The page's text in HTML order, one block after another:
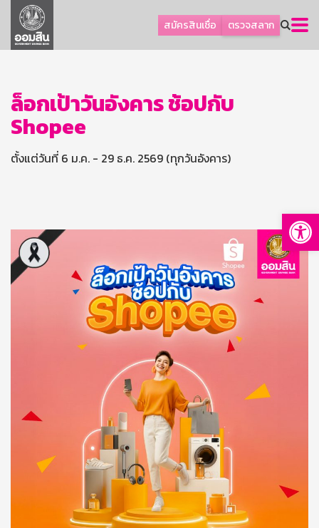
สมัครสินเชื่อ ตรวจสลาก
ลูกค้าธุรกิจ
ลูกค้าผู้ประกอบรายย่อย
ออมเพื่อสุข
เกี่ยวกับธนาคาร
การพัฒนาที่ยั่งยืน
ติดต่อเรา
บริการออนไลน์
TH
EN
GSB Society
ล็อกเป้าวันอังคาร ช้อปกับ
Shopee
ตั้งแต่วันที่ 6 ม.ค. - 29 ธ.ค. 2569 (ทุกวันอังคาร)